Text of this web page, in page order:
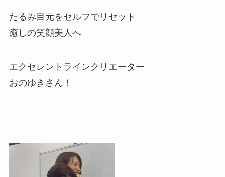
たるみ目元をセルフでリセット
癒しの笑顔美人へ
エクセレントラインクリエーター
おのゆきさん！